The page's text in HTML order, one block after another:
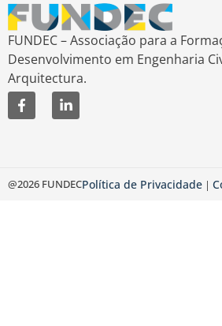
FUNDEC – Associação para a
Desenvolvimento em Engenharia
Arquitectura.
@2026 FUNDECPolítica de Privacidade |